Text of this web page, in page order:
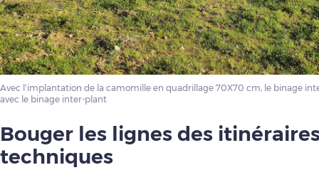
Avec l’implantation de la camomille en quadrillage 70X70 cm, le binage
avec le binage inter-plant
Bouger les lignes des
techniques